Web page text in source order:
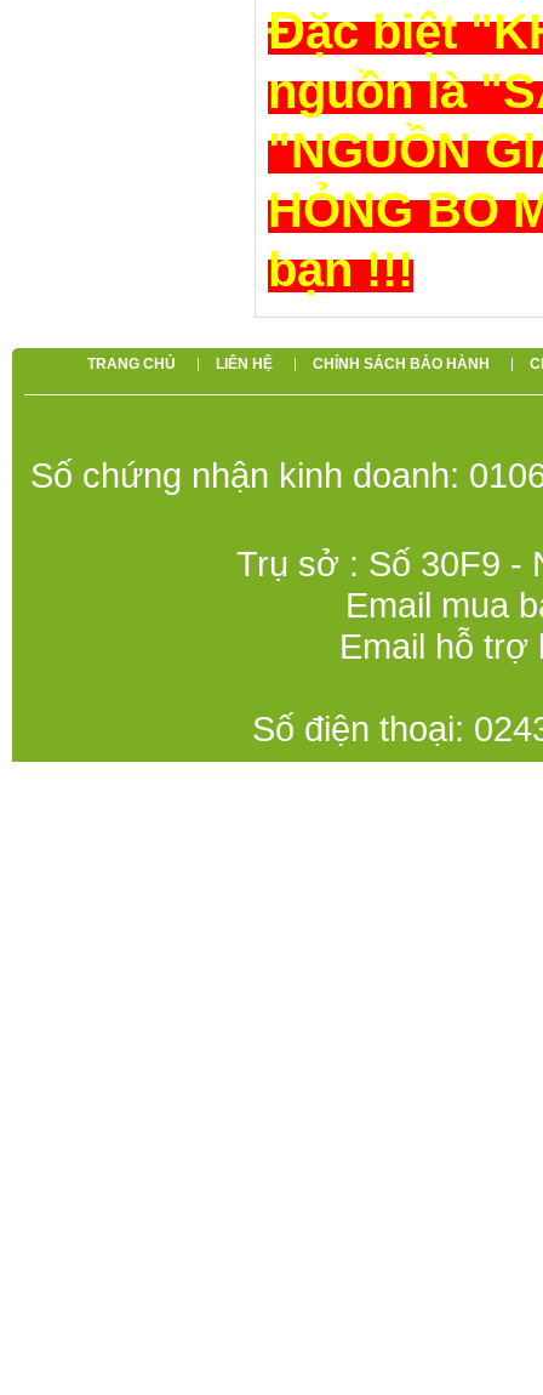
Đặc biệt
nguồn là
"NGUỒN
HỎNG BO
bạn !!!
TRANG CHỦ LIÊN HỆ CHÍNH SÁCH BẢO HÀNH
Số chứng nhận kinh doanh:
Trụ sở : Số 30F9 -
Email mua
Email hỗ trợ
Số điện thoại: